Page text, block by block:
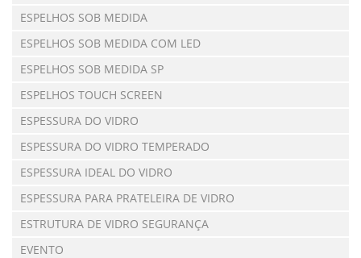
ESPELHOS SOB MEDIDA
ESPELHOS SOB MEDIDA COM LED
ESPELHOS SOB MEDIDA SP
ESPELHOS TOUCH SCREEN
ESPESSURA DO VIDRO
ESPESSURA DO VIDRO TEMPERADO
ESPESSURA IDEAL DO VIDRO
ESPESSURA PARA PRATELEIRA DE VIDRO
ESTRUTURA DE VIDRO SEGURANÇA
EVENTO